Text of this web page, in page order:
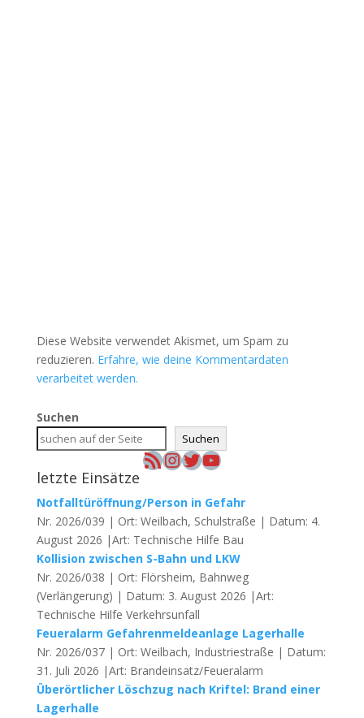
Diese Website verwendet Akismet, um Spam zu
reduzieren. Erfahre, wie deine Kommentardaten
verarbeitet werden.
Suchen
Suchen
RSS-FeedInstagram
Twitter
YouTube
letzte Einsätze
Notfalltüröffnung/Person in Gefahr
Nr. 2026/039 | Ort: Weilbach, Schulstraße | Datum: 4.
August 2026 |Art: Technische Hilfe Bau
Kollision zwischen S-Bahn und LKW
Nr. 2026/038 | Ort: Flörsheim, Bahnweg
(Verlängerung) | Datum: 3. August 2026 |Art:
Technische Hilfe Verkehrsunfall
Feueralarm Gefahrenmeldeanlage Lagerhalle
Nr. 2026/037 | Ort: Weilbach, Industriestraße | Datum:
31. Juli 2026 |Art: Brandeinsatz/Feueralarm
Überörtlicher Löschzug nach Kriftel: Brand einer
Lagerhalle